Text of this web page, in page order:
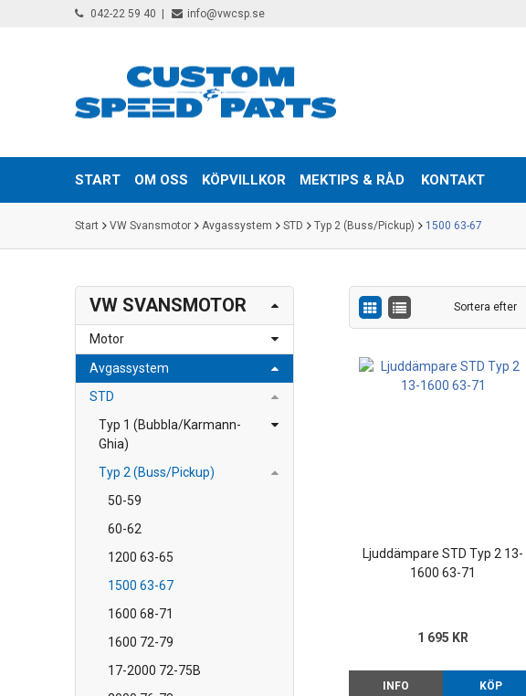
042-22 59 40 info@vwcsp.se
START OM OSS KÖPVILLKOR MEKTIPS & RÅD KONTAKT
Start VW Svansmotor Avgassystem STD Typ 2 (Buss/Pickup) 1500 63-67
VW SVANSMOTOR
Motor
Avgassystem
STD
Typ 1 (Bubbla/Karmann-
Ghia)
Typ 2 (Buss/Pickup)
50-59
60-62
1200 63-65
1500 63-67
1600 68-71
1600 72-79
17-2000 72-75B
Sortera efter
Ljuddämpare STD Typ 2 13-
1600 63-71
1 695 KR
INFO KÖP